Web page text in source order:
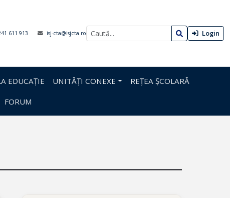
611 913 isj-cta@isjcta.ro Login
EDUCAȚIE UNITĂȚI CONEXE REȚEA ȘCOLARĂ
FORUM